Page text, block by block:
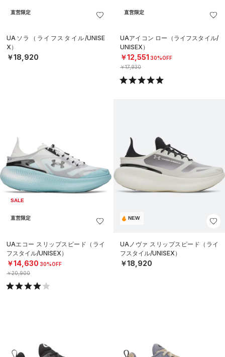
直営限定
UAソラ（ライフスタイル/UNISE
X）
￥18,920
直営限定
UAアイコン ロー（ライフスタイル/
UNISEX）
￥12,551 30%OFF
￥17,930
SALE
直営限定
UAエコー スリップスピード（ライ
フスタイル/UNISEX）
￥14,630 30%OFF
￥20,900
NEW
UAノヴァ スリップスピード（ライ
フスタイル/UNISEX）
￥18,920